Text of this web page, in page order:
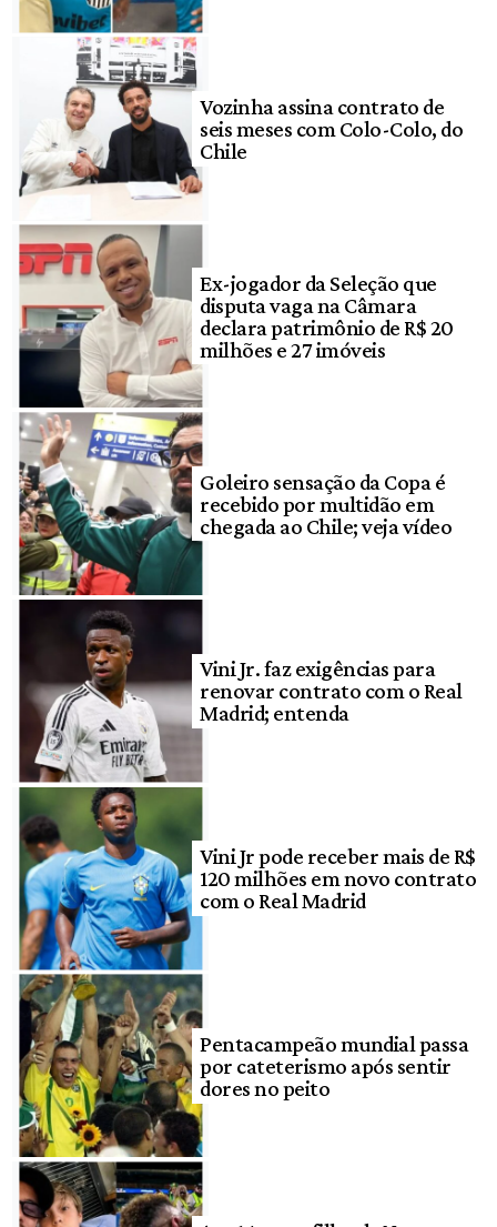
Vozinha assina contrato de
seis meses com Colo-Colo, do
Chile
Ex-jogador da Seleção que
disputa vaga na Câmara
declara patrimônio de R$ 20
milhões e 27 imóveis
Goleiro sensação da Copa é
recebido por multidão em
chegada ao Chile; veja vídeo
Vini Jr. faz exigências para
renovar contrato com o Real
Madrid; entenda
Vini Jr pode receber mais de R$
120 milhões em novo contrato
com o Real Madrid
Pentacampeão mundial passa
por cateterismo após sentir
dores no peito